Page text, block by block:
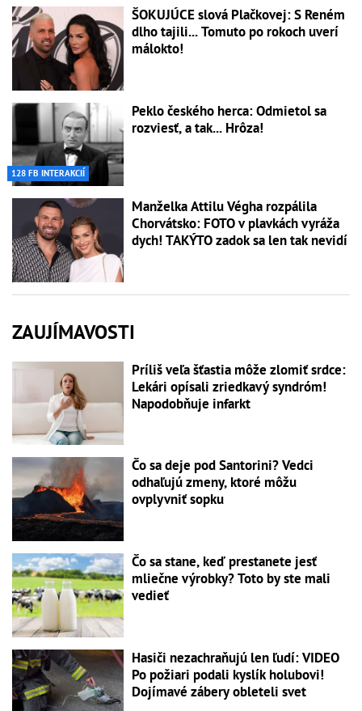
ŠOKUJÚCE slová Plačkovej: S Reném
dlho tajili... Tomuto po rokoch uverí
málokto!
128 FB INTERAKCIÍ
Peklo českého herca: Odmietol sa
rozviesť, a tak... Hrôza!
Manželka Attilu Végha rozpálila
Chorvátsko: FOTO v plavkách vyráža
dych! TAKÝTO zadok sa len tak nevidí
ZAUJÍMAVOSTI
Príliš veľa šťastia môže zlomiť srdce:
Lekári opísali zriedkavý syndróm!
Napodobňuje infarkt
Čo sa deje pod Santorini? Vedci
odhaľujú zmeny, ktoré môžu
ovplyvniť sopku
Čo sa stane, keď prestanete jesť
mliečne výrobky? Toto by ste mali
vedieť
Hasiči nezachraňujú len ľudí: VIDEO
Po požiari podali kyslík holubovi!
Dojímavé zábery obleteli svet